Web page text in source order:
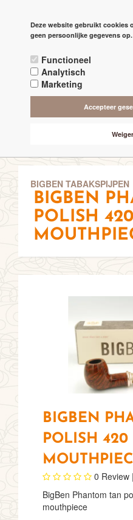
check
check
check ONLINE
BIGBEN TABAKSPIJPEN
BIGBEN
POLISH
BIGBEN
POLISH 420
0 Review |
BigBen Phantom tan
mouthpiece
Deze website gebruikt cookies
geen persoonlijke gegevens op.
Functioneel
Analytisch
Marketing
Accepteer